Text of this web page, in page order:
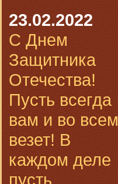
23.02.2022
С Днем
Защитника
Отечества!
Пусть всегда
вам и во всем
везет! В
каждом деле
пусть